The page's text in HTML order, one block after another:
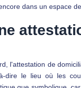
dans un espace
l'attestation de
dire le lieu où les